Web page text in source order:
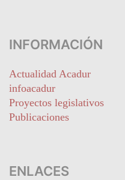
INFORMACIÓN
Actualidad Acadur
infoacadur
Proyectos legislativos
Publicaciones
ENLACES